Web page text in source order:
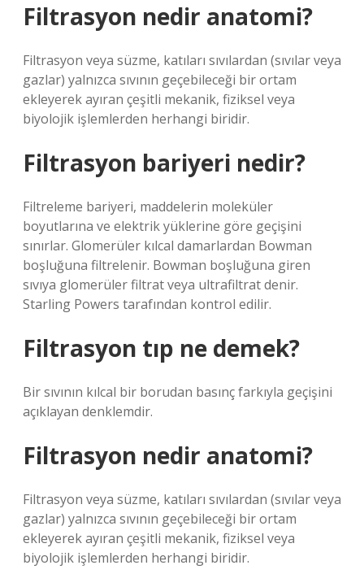
Filtrasyon nedir anatomi?
Filtrasyon veya süzme, katıları sıvılardan (sıvılar veya
gazlar) yalnızca sıvının geçebileceği bir ortam
ekleyerek ayıran çeşitli mekanik, fiziksel veya
biyolojik işlemlerden herhangi biridir.
Filtrasyon bariyeri nedir?
Filtreleme bariyeri, maddelerin moleküler
boyutlarına ve elektrik yüklerine göre geçişini
sınırlar. Glomerüler kılcal damarlardan Bowman
boşluğuna filtrelenir. Bowman boşluğuna giren
sıvıya glomerüler filtrat veya ultrafiltrat denir.
Starling Powers tarafından kontrol edilir.
Filtrasyon tıp ne demek?
Bir sıvının kılcal bir borudan basınç farkıyla geçişini
açıklayan denklemdir.
Filtrasyon nedir anatomi?
Filtrasyon veya süzme, katıları sıvılardan (sıvılar veya
gazlar) yalnızca sıvının geçebileceği bir ortam
ekleyerek ayıran çeşitli mekanik, fiziksel veya
biyolojik işlemlerden herhangi biridir.